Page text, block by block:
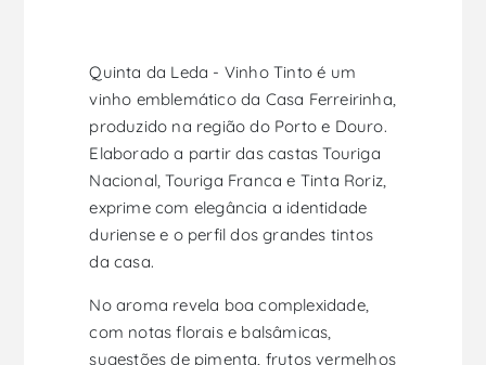
Quinta da Leda - Vinho Tinto é um
vinho emblemático da Casa Ferreirinha,
produzido na região do Porto e Douro.
Elaborado a partir das castas Touriga
Nacional, Touriga Franca e Tinta Roriz,
exprime com elegância a identidade
duriense e o perfil dos grandes tintos
da casa.
No aroma revela boa complexidade,
com notas florais e balsâmicas,
sugestões de pimenta, frutos vermelhos